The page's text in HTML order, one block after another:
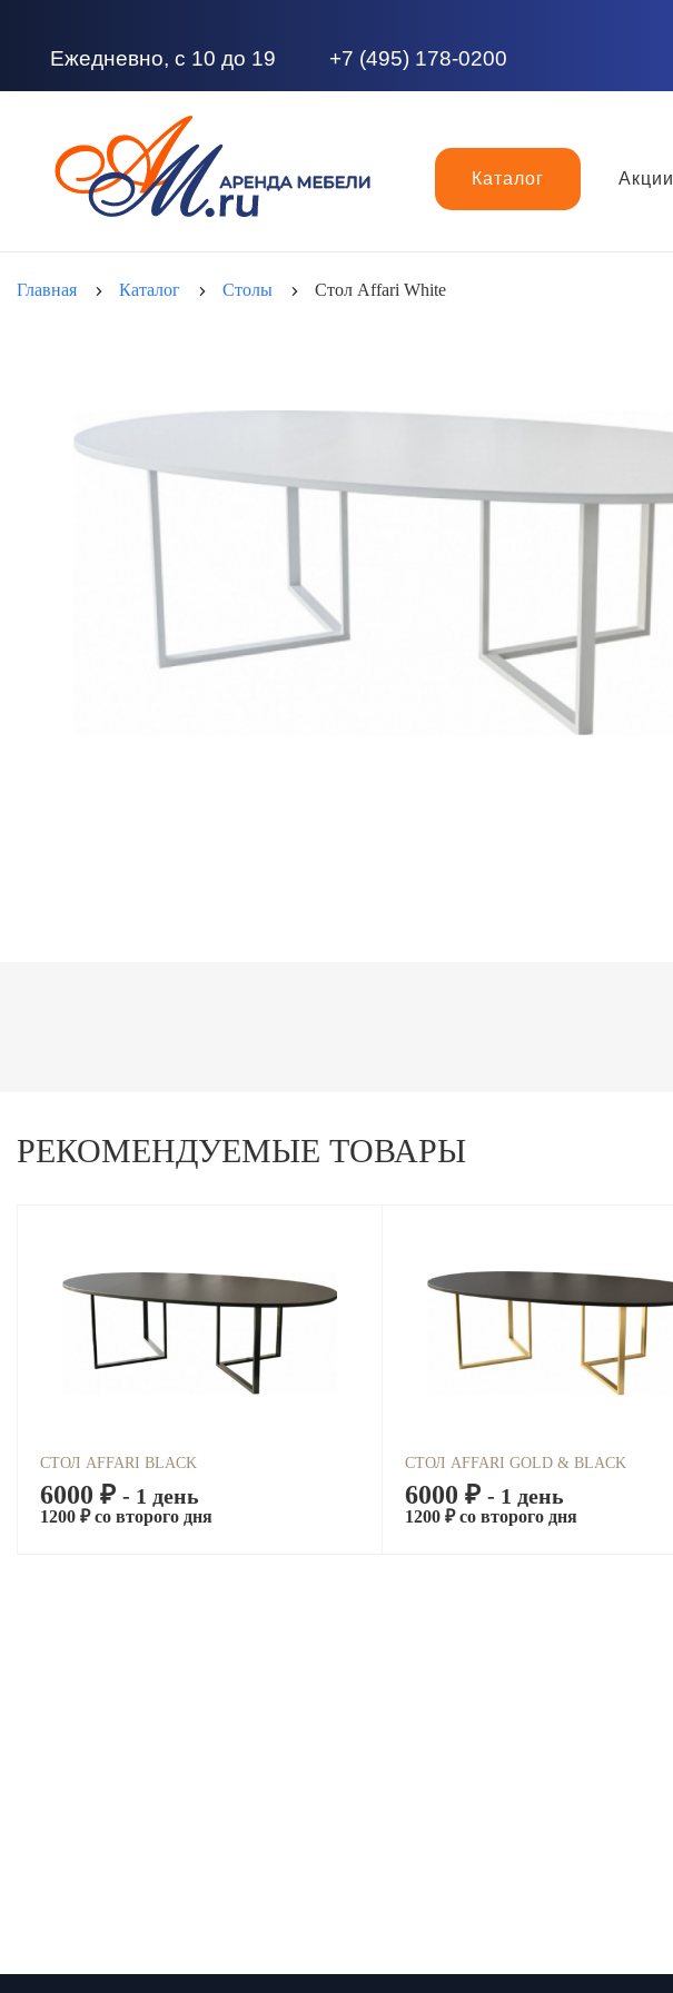
Ежедневно, с 10 до 19 +7 (495) 178-0200
Каталог Акции
Главная Каталог Столы Стол Affari White
РЕКОМЕНДУЕМЫЕ ТОВАРЫ
СТОЛ AFFARI BLACK
6000 ₽ - 1 день
1200 ₽ со второго дня
СТОЛ AFFARI GOLD & BLACK
6000 ₽ - 1 день
1200 ₽ со второго дня